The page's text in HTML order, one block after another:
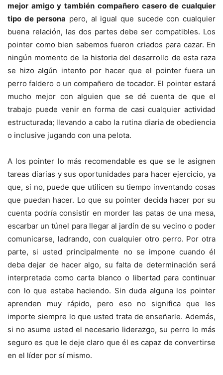
mejor amigo y también compañero casero de cualquier
tipo de persona pero, al igual que sucede con cualquier
buena relación, las dos partes debe ser compatibles. Los
pointer como bien sabemos fueron criados para cazar. En
ningún momento de la historia del desarrollo de esta raza
se hizo algún intento por hacer que el pointer fuera un
perro faldero o un compañero de tocador. El pointer estará
mucho mejor con alguien que se dé cuenta de que el
trabajo puede venir en forma de casi cualquier actividad
estructurada; llevando a cabo la rutina diaria de obediencia
o inclusive jugando con una pelota.
A los pointer lo más recomendable es que se le asignen
tareas diarias y sus oportunidades para hacer ejercicio, ya
que, si no, puede que utilicen su tiempo inventando cosas
que puedan hacer. Lo que su pointer decida hacer por su
cuenta podría consistir en morder las patas de una mesa,
escarbar un túnel para llegar al jardín de su vecino o poder
comunicarse, ladrando, con cualquier otro perro. Por otra
parte, si usted principalmente no se impone cuando él
deba dejar de hacer algo, su falta de determinación será
interpretada como carta blanco o libertad para continuar
con lo que estaba haciendo. Sin duda alguna los pointer
aprenden muy rápido, pero eso no significa que les
importe siempre lo que usted trata de enseñarle. Además,
si no asume usted el necesario liderazgo, su perro lo más
seguro es que le deje claro que él es capaz de convertirse
en el líder por sí mismo.